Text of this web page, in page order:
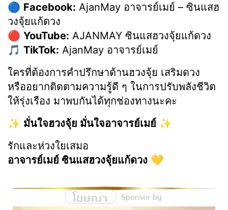
🔵 Facebook: AjanMay อาจารย์เมย์ – ซินแสฮ
วงจุ้ยแก้ดวง
🔴 YouTube: AJANMAY ซินแสฮวงจุ้ยแก้ดวง
🎵 TikTok: AjanMay อาจารย์เมย์
ใครที่ต้องการคำปรึกษาด้านฮวงจุ้ย เสริมดวง
หรืออยากติดตามความรู้ดี ๆ ในการปรับพลังชีวิต
ให้รุ่งเรือง มาพบกันได้ทุกช่องทางนะคะ
✨ มั่นใจฮวงจุ้ย มั่นใจอาจารย์เมย์ ✨
รักและห่วงใยเสมอ
อาจารย์เมย์ ซินแสฮวงจุ้ยแก้ดวง 💛